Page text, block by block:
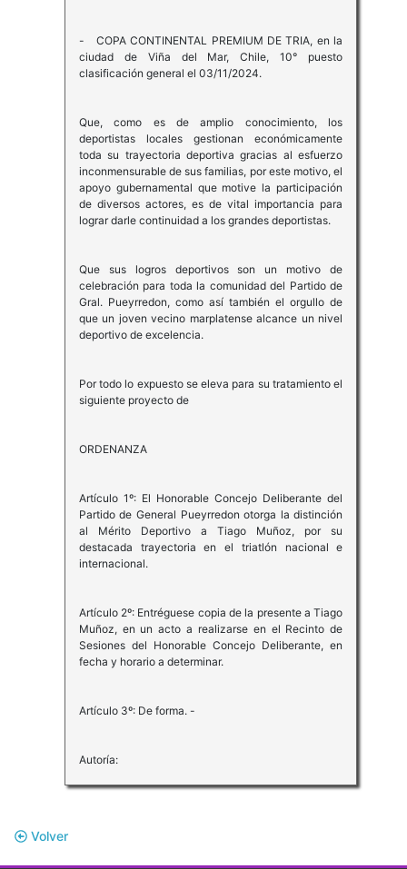
- COPA CONTINENTAL PREMIUM DE TRIA, en la
ciudad de Viña del Mar, Chile, 10° puesto
clasificación general el 03/11/2024.
Que, como es de amplio conocimiento, los
deportistas locales gestionan económicamente
toda su trayectoria deportiva gracias al esfuerzo
inconmensurable de sus familias, por este motivo, el
apoyo gubernamental que motive la participación
de diversos actores, es de vital importancia para
lograr darle continuidad a los grandes deportistas.
Que sus logros deportivos son un motivo de
celebración para toda la comunidad del Partido de
Gral. Pueyrredon, como así también el orgullo de
que un joven vecino marplatense alcance un nivel
deportivo de excelencia.
Por todo lo expuesto se eleva para su tratamiento el
siguiente proyecto de
ORDENANZA
Artículo 1º: El Honorable Concejo Deliberante del
Partido de General Pueyrredon otorga la distinción
al Mérito Deportivo a Tiago Muñoz, por su
destacada trayectoria en el triatlón nacional e
internacional.
Artículo 2º: Entréguese copia de la presente a Tiago
Muñoz, en un acto a realizarse en el Recinto de
Sesiones del Honorable Concejo Deliberante, en
fecha y horario a determinar.
Artículo 3º: De forma. -
Autoría:
Volver